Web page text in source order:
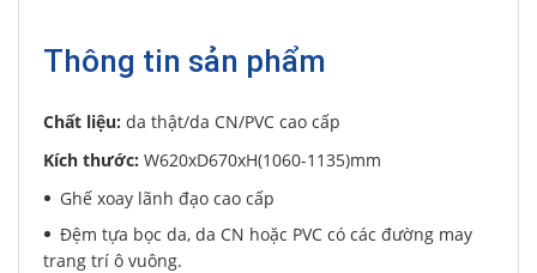
Thông tin sản phẩm
Chất liệu: da thật/da CN/PVC cao cấp
Kích thước: W620xD670xH(1060-1135)mm
Ghế xoay lãnh đạo cao cấp
Đệm tựa bọc da, da CN hoặc PVC có các đường may
trang trí ô vuông.